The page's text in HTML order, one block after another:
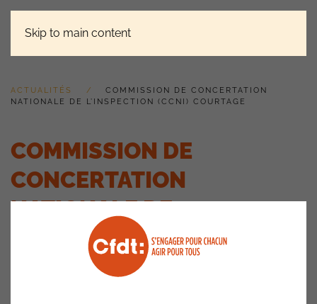
Skip to main content
ACTUALITÉS
COMMISSION DE CONCERTATION
NATIONALE DE L’INSPECTION (CCNI) COURTAGE
COMMISSION DE
CONCERTATION
NATIONALE DE
L’INSPECTION (CCNI)
COURTAGE